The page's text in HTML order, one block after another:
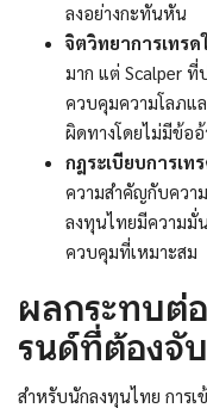
ลงอย่างกะทันหัน
จิตวิทยาการเทร
มาก แต่ Scalper ที่
ควบคุมความโลภแ
ผิดทางโดยไม่มีข้ออ้
กฎระเบียบการเท
ความสำคัญกับควา
ลงทุนไทยมีความมั่
ควบคุมที่เหมาะสม
ผลกระทบต่
รนด์ที่ต้องจั
สำหรับนักลงทุนไทย การเ